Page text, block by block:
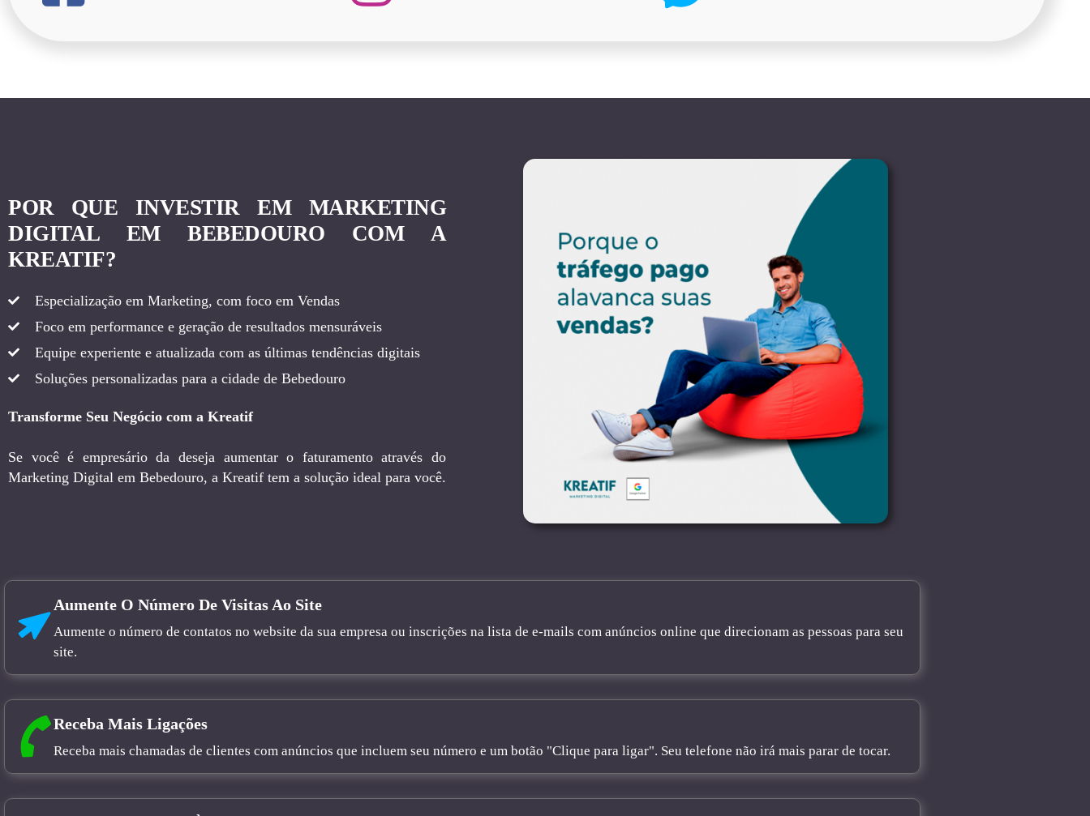
POR QUE INVESTIR EM MARKETING
DIGITAL EM BEBEDOURO COM A
KREATIF?
Especialização em Marketing, com foco em Vendas
Foco em performance e geração de resultados mensuráveis
Equipe experiente e atualizada com as últimas tendências digitais
Soluções personalizadas para a cidade de Bebedouro
Transforme Seu Negócio com a Kreatif
Se você é empresário da deseja aumentar o faturamento através do
Marketing Digital em Bebedouro, a Kreatif tem a solução ideal para você.
Aumente O Número De Visitas Ao Site
Aumente o número de contatos no website da sua empresa ou inscrições na lista de e-mails com anúncios online que direcionam as pessoas para seu
site.
Receba Mais Ligações
Receba mais chamadas de clientes com anúncios que incluem seu número e um botão "Clique para ligar". Seu telefone não irá mais parar de tocar.